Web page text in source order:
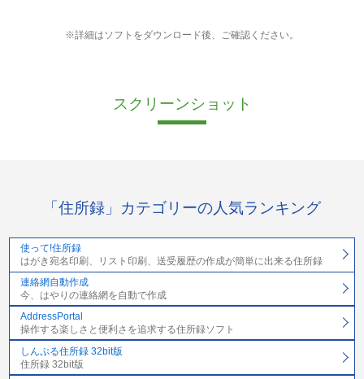
※詳細はソフトをダウンロード後、ご確認ください。
スクリーンショット
「住所録」カテゴリーの人気ランキング
使って!住所録
はがき宛名印刷、リスト印刷、送受履歴の作成が簡単に出来る住所録
連絡網自動作成
今、はやりの連絡網を自動で作成
AddressPortal
操作する楽しさと便利さを追求する住所録ソフト
しんぷる住所録 32bit版
住所録 32bit版